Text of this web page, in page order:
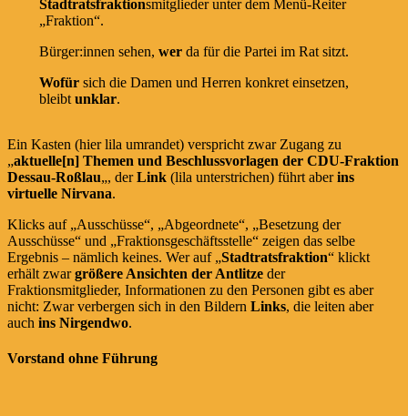
Stadtratsfraktionsmitglieder unter dem Menü-Reiter
„Fraktion“.
Bürger:innen sehen, wer da für die Partei im Rat sitzt.
Wofür sich die Damen und Herren konkret einsetzen,
bleibt unklar.
Ein Kasten (hier lila umrandet) verspricht zwar Zugang zu
„aktuelle[n] Themen und Beschlussvorlagen der CDU-Fraktion
Dessau-Roßlau„, derLink (lila unterstrichen) führt aberins
virtuelle Nirvana.
Klicks auf „Ausschüsse“, „Abgeordnete“, „Besetzung der
Ausschüsse“ und „Fraktionsgeschäftsstelle“ zeigen das selbe
Ergebnis – nämlich keines. Wer auf „Stadtratsfraktion“ klickt
erhält zwargrößere Ansichten der Antlitze der
Fraktionsmitglieder, Informationen zu den Personen gibt es aber
nicht: Zwar verbergen sich in den Bildern Links, die leiten aber
auch ins Nirgendwo.
Vorstand ohne Führung